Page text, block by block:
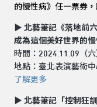
的慢性病》任一票券
▶ 北藝筆記《落地前
成為這個美好世界的慢
時間：2024.11.09（
地點：臺北表演藝術
了解更多
▶ 北藝筆記「控制狂